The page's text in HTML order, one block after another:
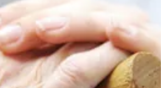
O que você deve saber sobre o
Alzheimer
O nome oficial do Alzheimer refere-se ao
médico Alois Alzheimer, o primeiro a
a doença, em 1906. Ele estudou e publicou o
caso...